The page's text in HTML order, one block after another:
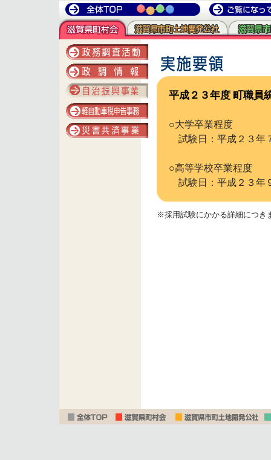
平成２３年度 町職員
○大学卒業程度
試験日：平成２３年
○高等学校卒業程度
試験日：平成２３年
※採用試験にかかる詳細につき